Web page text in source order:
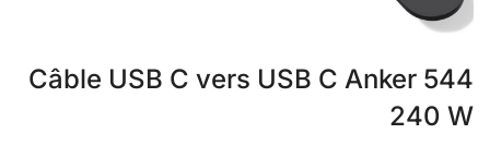
Câble USB C vers USB C Anker 544
240 W